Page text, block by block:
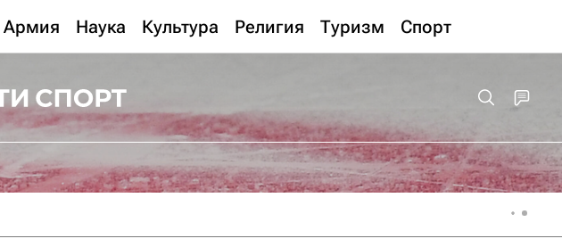
Армия Наука Культура Религия Туризм Спорт